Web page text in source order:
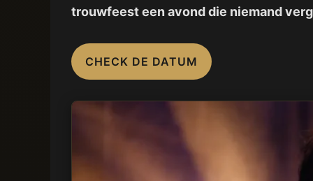
trouwfeest een avond die niemand
CHECK DE DATUM